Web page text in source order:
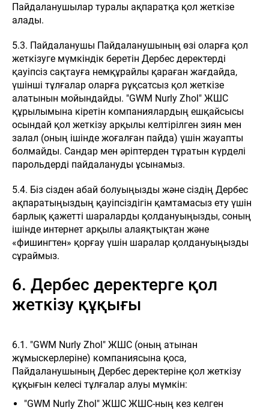
Пайдаланушылар туралы ақпаратқа қол жеткізе
алады.
5.3. Пайдаланушы Пайдаланушының өзі оларға қол
жеткізуге мүмкіндік беретін Дербес деректерді
қауіпсіз сақтауға немқұрайлы қараған жағдайда,
үшінші тұлғалар оларға рұқсатсыз қол жеткізе
алатынын мойындайды. "GWM Nurly Zhol" ЖШС
құрылымына кіретін компаниялардың ешқайсысы
осындай қол жеткізу арқылы келтірілген зиян мен
залал (оның ішінде жоғалған пайда) үшін жауапты
болмайды. Сандар мен әріптерден тұратын күрделі
парольдерді пайдалануды ұсынамыз.
5.4. Біз сізден абай болуыңызды және сіздің Дербес
ақпаратыңыздың қауіпсіздігін қамтамасыз ету үшін
барлық қажетті шараларды қолдануыңызды, соның
ішінде интернет арқылы алаяқтықтан және
«фишингтен» қорғау үшін шаралар қолдануыңызды
сұраймыз.
6. Дербес деректерге қол
жеткізу құқығы
6.1. "GWM Nurly Zhol" ЖШС (оның атынан
жұмыскерлеріне) компаниясына қоса,
Пайдаланушының Дербес деректеріне қол жеткізу
құқығын келесі тұлғалар алуы мүмкін:
"GWM Nurly Zhol" ЖШС ЖШС-ның кез келген